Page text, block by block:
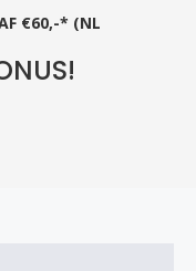
€60,-* (NL